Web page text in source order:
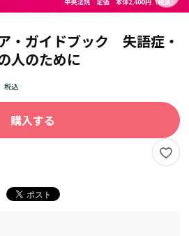
・ガイドブック 失語症・
人のために
購入する